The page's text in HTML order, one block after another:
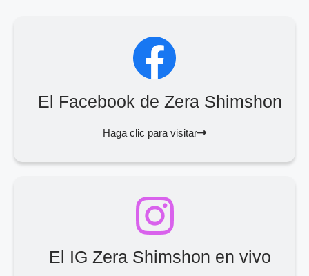
El Facebook de Zera Shimshon
Haga clic para visitar
El IG Zera Shimshon en vivo